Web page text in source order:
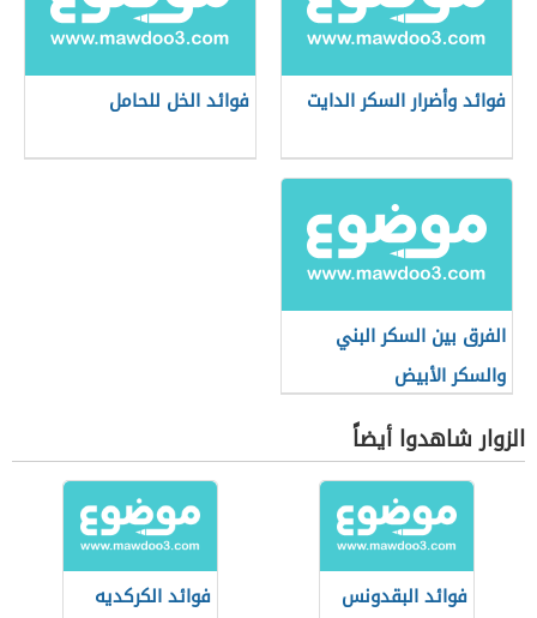
فوائد وأضرار السكر الدايت فوائد الخل للحامل
الفرق بين السكر البني
والسكر الأبيض
الزوار شاهدوا أيضاً
فوائد البقدونس
فوائد الكركديه